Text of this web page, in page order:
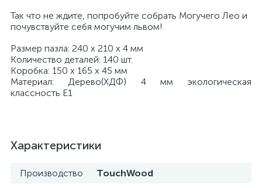
Так что не ждите, попробуйте собрать Могучего Лео и
почувствуйте себя могучим львом!
Размер пазла: 240 х 210 х 4 мм
Количество деталей: 140 шт.
Коробка: 150 х 165 х 45 мм
Материал: Дерево(ХДФ) 4 мм экологическая
классность Е1
Характеристики
Производство
TouchWood